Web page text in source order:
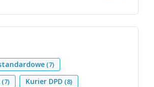
(7)
(7) Kurier DPD (8)